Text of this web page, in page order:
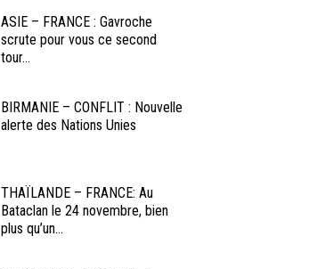
ASIE – FRANCE : Gavroche
scrute pour vous ce second
tour...
BIRMANIE – CONFLIT : Nouvelle
alerte des Nations Unies
THAÏLANDE – FRANCE: Au
Bataclan le 24 novembre, bien
plus qu’un...